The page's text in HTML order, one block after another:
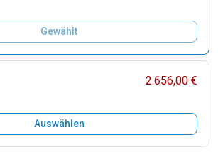
Gewählt
2.656,00 €
Auswählen